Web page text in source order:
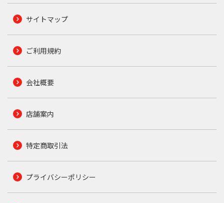
サイトマップ
ご利用規約
会社概要
店舗案内
特定商取引法
プライバシーポリシー